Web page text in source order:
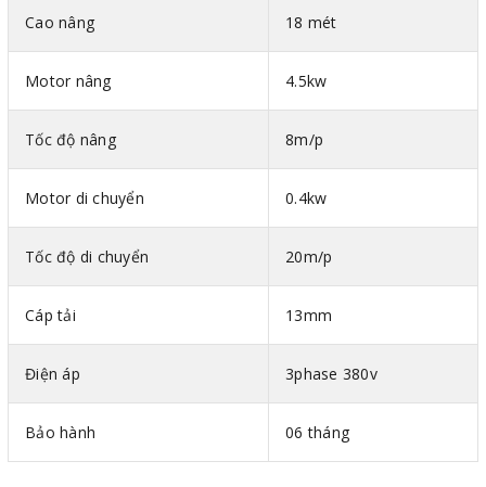
cao cấp. Hướng dẫn cáp thông minh tránh đan xen dây
cáp và tang cuốn, giúp máy có độ bền bỉ cao.
Móc cẩu được làm từ thép chất lượng cao, có chốt
chặn an toàn đảm bảo tải luôn được giữ chặt, tăng tính
an toàn cho người dùng.
Pa lăng cáp điện CD1
tấn 18 métđược sử dụng phổ
khung dầm chữ L, cẩu trục dầm đơn, dầm đôi, cần cẩu
trong khai thác mỏ, trang thiết bị nhà máy công nghiệp
Cao nâng 18 mét
Motor nâng 4.5kw
Tốc độ nâng 8m/p
Motor di chuyển 0.4kw
Tốc độ di chuyển 20m/p
Cáp tải 13mm
Điện áp 3phase 380v
Bảo hành 06 tháng